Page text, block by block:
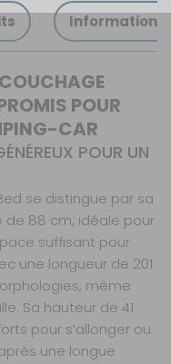
Informations
POUR
CAR
POUR UN
se distingue par sa
88 cm, idéale pour
suffisant pour
une longueur de 201
même
Sa hauteur de 41
pour s’allonger ou
une longue